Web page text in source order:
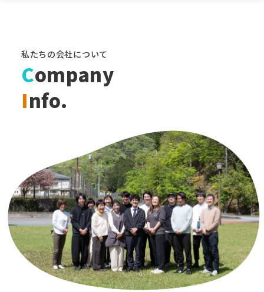
私たちの会社について
Company
Info.